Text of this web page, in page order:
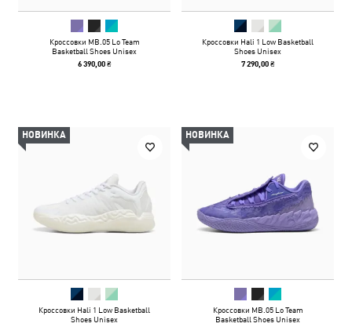
Кроссовки MB.05 Lo Team
Basketball Shoes Unisex
6 390,00 ₴
Кроссовки Hali 1 Low Basketball
Shoes Unisex
7 290,00 ₴
НОВИНКА
Кроссовки Hali 1 Low Basketball
Shoes Unisex
НОВИНКА
Кроссовки MB.05 Lo Team
Basketball Shoes Unisex